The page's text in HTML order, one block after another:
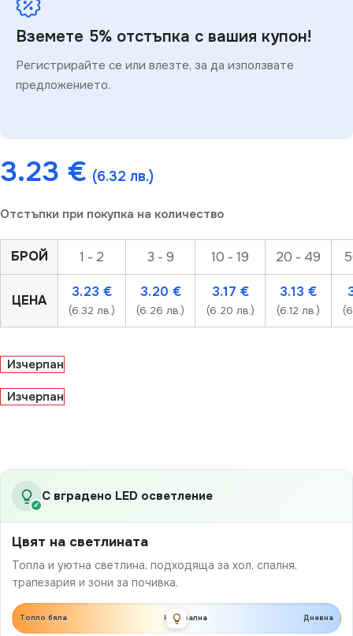
Вземете 5% отстъпка с вашия купон!
Регистрирайте се или влезте, за да използвате
предложението.
3.23 € (6.32 лв.)
Отстъпки при покупка на количество
БРОЙ 1 - 2 3 - 9 10 - 19 20 - 49
ЦЕНА
3.23 €
(6.32 лв.)
3.20 €
(6.26 лв.)
3.17 €
(6.20 лв.)
3.13 €
(6.12 лв.)
Изчерпан
Изчерпан
✓
С вградено LED осветление
Цвят на светлината
Топла и уютна светлина, подходяща за хол, спалня,
трапезария и зони за почивка.
Топло бяла Неутрална Дневна